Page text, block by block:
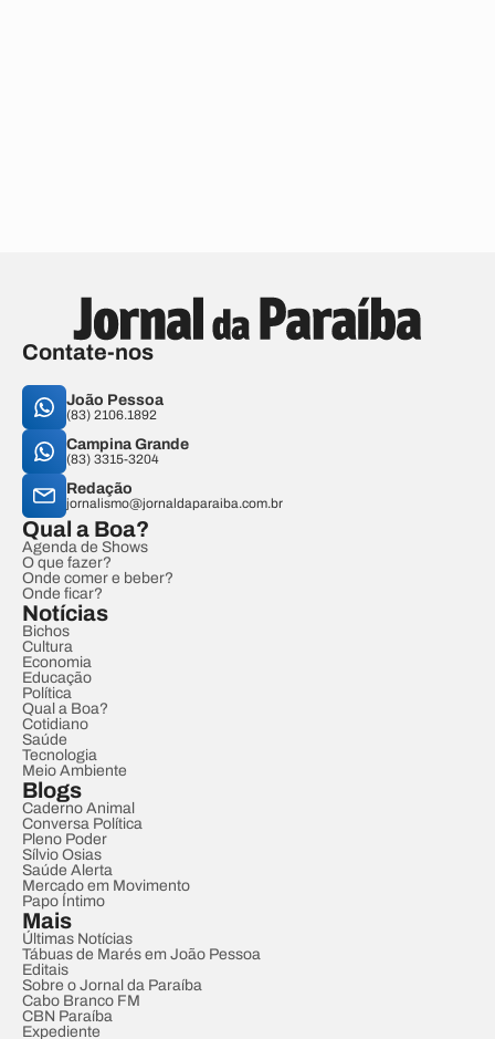
Contate-nos
João Pessoa
(83) 2106.1892
Campina Grande
(83) 3315-3204
Redação
jornalismo@jornaldaparaiba.com.br
Qual a Boa?
Agenda de Shows
O que fazer?
Onde comer e beber?
Onde ficar?
Notícias
Bichos
Cultura
Economia
Educação
Política
Qual a Boa?
Cotidiano
Saúde
Tecnologia
Meio Ambiente
Blogs
Caderno Animal
Conversa Política
Pleno Poder
Sílvio Osias
Saúde Alerta
Mercado em Movimento
Papo Íntimo
Mais
Últimas Notícias
Tábuas de Marés em João Pessoa
Editais
Sobre o Jornal da Paraíba
Cabo Branco FM
CBN Paraíba
Expediente